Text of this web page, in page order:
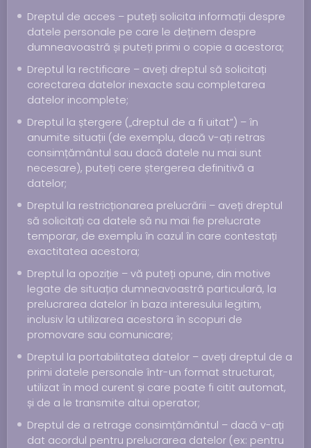
Dreptul de acces – puteți solicita informații despre
datele personale pe care le deținem despre
dumneavoastră și puteți primi o copie a acestora;
Dreptul la rectificare – aveți dreptul să solicitați
corectarea datelor inexacte sau completarea
datelor incomplete;
Dreptul la ștergere („dreptul de a fi uitat”) – în
anumite situații (de exemplu, dacă v-ați retras
consimțământul sau dacă datele nu mai sunt
necesare), puteți cere ștergerea definitivă a
datelor;
Dreptul la restricționarea prelucrării – aveți dreptul
să solicitați ca datele să nu mai fie prelucrate
temporar, de exemplu în cazul în care contestați
exactitatea acestora;
Dreptul la opoziție – vă puteți opune, din motive
legate de situația dumneavoastră particulară, la
prelucrarea datelor în baza interesului legitim,
inclusiv la utilizarea acestora în scopuri de
promovare sau comunicare;
Dreptul la portabilitatea datelor – aveți dreptul de a
primi datele personale într-un format structurat,
utilizat în mod curent și care poate fi citit automat,
și de a le transmite altui operator;
Dreptul de a retrage consimțământul – dacă v-ați
dat acordul pentru prelucrarea datelor (ex: pentru